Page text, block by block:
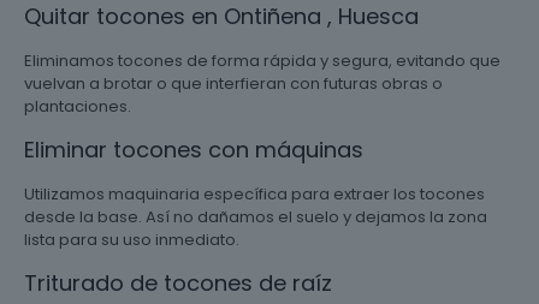
Quitar tocones en Ontiñena , Huesca
Eliminamos tocones de forma rápida y segura, evitando que
vuelvan a brotar o que interfieran con futuras obras o
plantaciones.
Eliminar tocones con máquinas
Utilizamos maquinaria específica para extraer los tocones
desde la base. Así no dañamos el suelo y dejamos la zona
lista para su uso inmediato.
Triturado de tocones de raíz